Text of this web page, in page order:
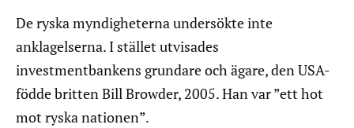
De ryska myndigheterna undersökte inte
anklagelserna. I stället utvisades
investmentbankens grundare och ägare, den USA-
födde britten Bill Browder, 2005. Han var ”ett hot
mot ryska nationen”.